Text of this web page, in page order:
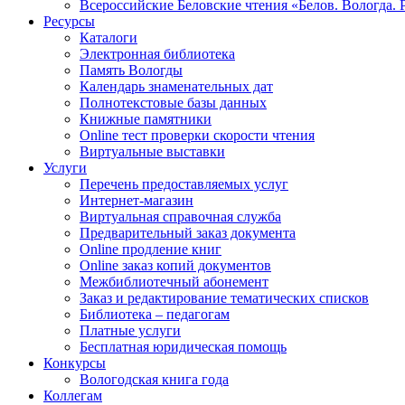
Всероссийские Беловские чтения «Белов. Вологда.
Ресурсы
Каталоги
Электронная библиотека
Память Вологды
Календарь знаменательных дат
Полнотекстовые базы данных
Книжные памятники
Online тест проверки скорости чтения
Виртуальные выставки
Услуги
Перечень предоставляемых услуг
Интернет-магазин
Виртуальная справочная служба
Предварительный заказ документа
Online продление книг
Online заказ копий документов
Межбиблиотечный абонемент
Заказ и редактирование тематических списков
Библиотека – педагогам
Платные услуги
Бесплатная юридическая помощь
Конкурсы
Вологодская книга года
Коллегам